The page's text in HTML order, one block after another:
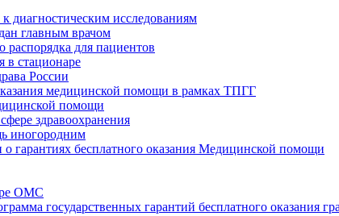
диагностическим исследованиям
главным врачом
распорядка для пациентов
в стационаре
России
медицинской помощи в рамках ТПГГ
помощи
здравоохранения
иногородним
о гарантиях бесплатного оказания Медицинской помощи
ОМС
государственных гарантий бесплатного оказания